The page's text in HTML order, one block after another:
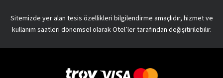
Sitemizde yer alan tesis özellikleri bilgilendirme amaçlıdır, hizmet ve
kullanım saatleri dönemsel olarak Otel’ler tarafından değişitirilebilir.